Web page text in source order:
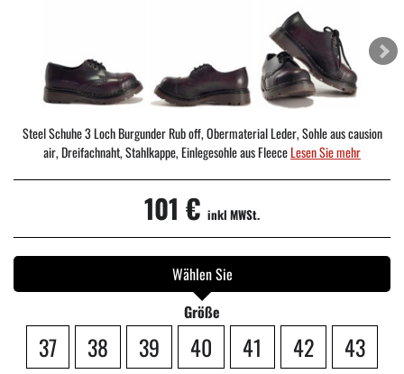
Steel Schuhe 3 Loch Burgunder Rub off, Obermaterial Leder, Sohle aus causion
air, Dreifachnaht, Stahlkappe, Einlegesohle aus FleeceLesen Sie mehr
101 € inkl MWSt.
Wählen Sie
Größe
37 38 39 40 41 42
43